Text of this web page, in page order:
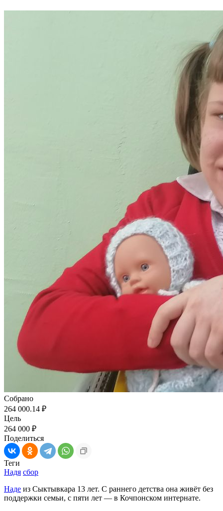
Собрано
264 000.14 ₽
Цель
264 000 ₽
Поделиться
Теги
Надя сбор
Наде из Сыктывкара 13 лет. С раннего детства она живёт без
поддержки семьи, с пяти лет — в Кочпонском интернате.